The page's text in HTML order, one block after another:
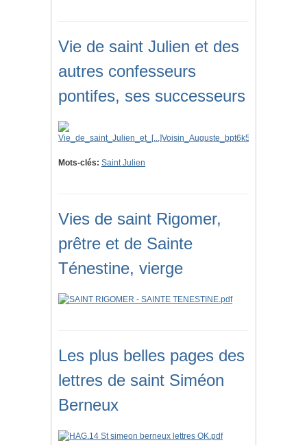
Vie de saint Julien et des
autres confesseurs
pontifes, ses successeurs
Mots-clés: Saint Julien
Vies de saint Rigomer,
prêtre et de Sainte
Ténestine, vierge
Les plus belles pages des
lettres de saint Siméon
Berneux